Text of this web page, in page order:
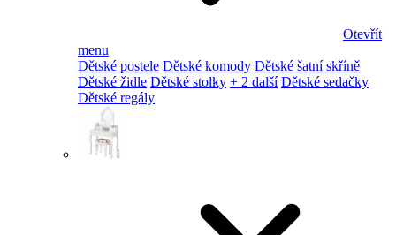
Otevřít
menu
Dětské postele Dětské komody Dětské šatní skříně
Dětské židle Dětské stolky + 2 další Dětské sedačky
Dětské regály